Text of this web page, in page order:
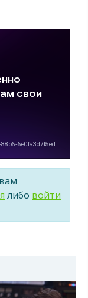
либо войти